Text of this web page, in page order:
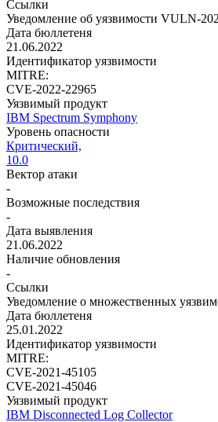
Ссылки
Уведомление об уязвимости VULN-
Дата бюллетеня
21.06.2022
Идентификатор уязвимости
MITRE:
CVE-2022-22965
Уязвимый продукт
IBM Spectrum Symphony
Уровень опасности
Критический,
10.0
Вектор атаки
-
Возможные последствия
-
Дата выявления
21.06.2022
Наличие обновления
-
Ссылки
Уведомление о множественных
Дата бюллетеня
25.01.2022
Идентификатор уязвимости
MITRE:
CVE-2021-45105
CVE-2021-45046
Уязвимый продукт
IBM Disconnected Log Collector